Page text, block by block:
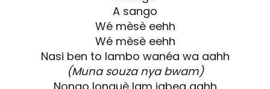
A sango
Wé mèsè eehh
Wé mèsè eehh
Nasi ben to lambo wanéa wa aahh
(Muna souza nya bwam)